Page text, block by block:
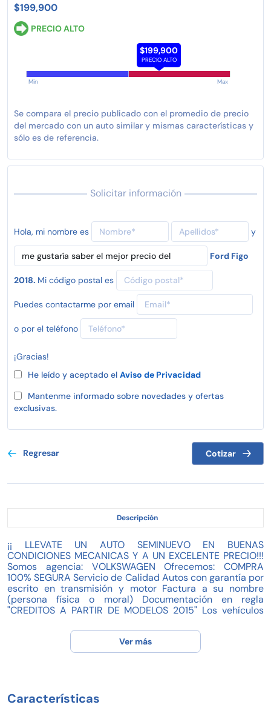
$199,900
PRECIO ALTO
$199,900
PRECIO ALTO
Min Max
Se compara el precio publicado con el promedio de precio
del mercado con un auto similar y mismas características y
sólo es de referencia.
Solicitar información
Hola, mi nombre es y
Ford Figo
2018. Mi código postal es
Puedes contactarme por email
o por el teléfono
¡Gracias!
He leído y aceptado el Aviso de Privacidad
Mantenme informado sobre novedades y ofertas
exclusivas.
Regresar Cotizar
Descripción
¡¡ LLEVATE UN AUTO SEMINUEVO EN BUENAS
CONDICIONES MECANICAS Y A UN EXCELENTE PRECIO!!!
Somos agencia: VOLKSWAGEN Ofrecemos: COMPRA
100% SEGURA Servicio de Calidad Autos con garantía por
escrito en transmisión y motor Factura a su nombre
(persona física o moral) Documentación en regla
"CREDITOS A PARTIR DE MODELOS 2015" Los vehículos
de motor, pulido y encerado. *TOMAMOS SU AUTO A
CUENTA DE ENGANCHE* (Modelos 2013 a la fecha, previo
avalúo visual, mecánico y documentación en regla) ¡¡¡Te
Oficina:734 34 30108 (8:30am a 6 pm)
Ver más
Características